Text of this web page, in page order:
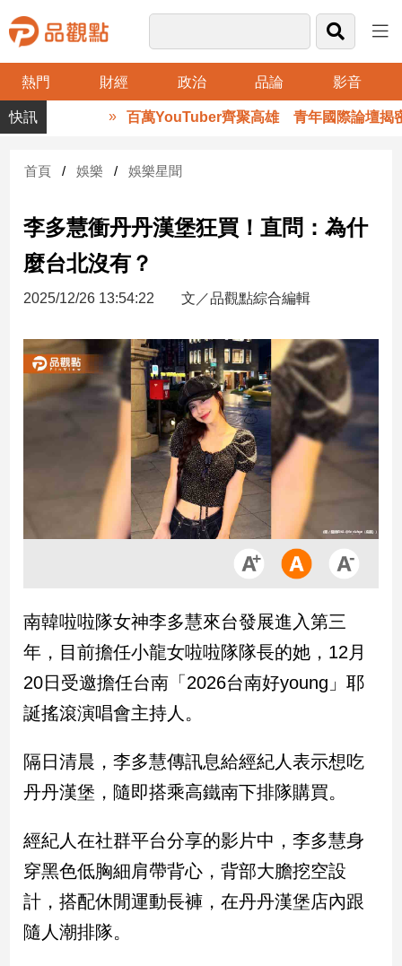
熱門 財經 政治 品論 影音
品
觀
財
台
財
新
產
經/
市
品
政
治
政
治
焦
品
點
調
國
會
焦
百萬YouTuber齊聚高雄 青年國際論壇揭密
首頁 娛樂 娛樂星聞
李多慧衝丹丹漢堡狂買！直問：為什
麼台北沒有？
2025/12/26 13:54:22 文／品觀點綜合編輯
南韓啦啦隊女神李多慧來台發展進入第三
年，目前擔任小龍女啦啦隊隊長的她，12月
20日受邀擔任台南「2026台南好young」耶
誕搖滾演唱會主持人。
隔日清晨，李多慧傳訊息給經紀人表示想吃
丹丹漢堡，隨即搭乘高鐵南下排隊購買。
經紀人在社群平台分享的影片中，李多慧身
穿黑色低胸細肩帶背心，背部大膽挖空設
計，搭配休閒運動長褲，在丹丹漢堡店內跟
隨人潮排隊。